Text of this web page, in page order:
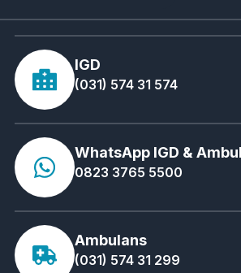
IGD
(031) 574 31 574
WhatsApp IGD &
0823 3765 5500
Ambulans
(031) 574 31 299